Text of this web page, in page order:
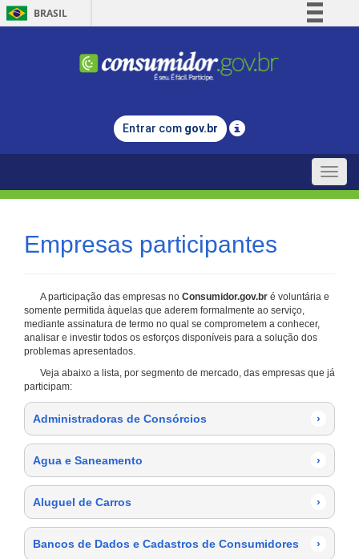
BRASIL
Comunica BR
Legislação
Entrar com gov.br
Toggle
Empresas participantes
A participação das empresas no Consumidor.gov.br é voluntária e
somente permitida àquelas que aderem formalmente ao serviço,
mediante assinatura de termo no qual se comprometem a conhecer,
analisar e investir todos os esforços disponíveis para a solução dos
problemas apresentados.
Veja abaixo a lista, por segmento de mercado, das empresas que já
participam:
Administradoras de Consórcios ›
Agua e Saneamento ›
Aluguel de Carros ›
Bancos de Dados e Cadastros de Consumidores ›